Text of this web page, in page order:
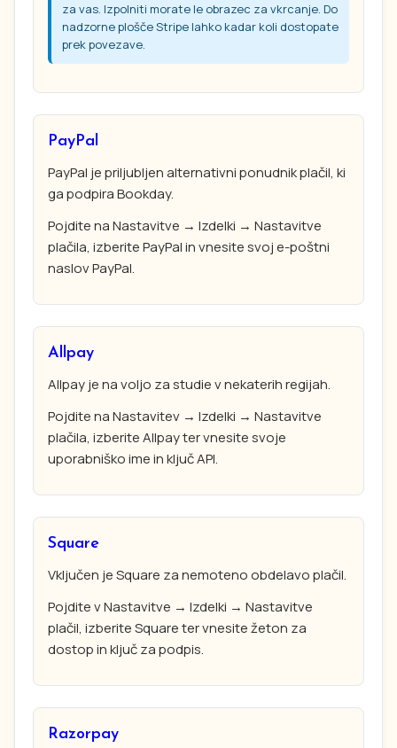
za vas. Izpolniti morate le obrazec za vkrcanje. Do
nadzorne plošče Stripe lahko kadar koli dostopate
prek povezave.
PayPal
PayPal je priljubljen alternativni ponudnik plačil, ki
ga podpira Bookday.
Pojdite na Nastavitve → Izdelki → Nastavitve
plačila, izberite PayPal in vnesite svoj e-poštni
naslov PayPal.
Allpay
Allpay je na voljo za studie v nekaterih regijah.
Pojdite na Nastavitev → Izdelki → Nastavitve
plačila, izberite Allpay ter vnesite svoje
uporabniško ime in ključ API.
Square
Vključen je Square za nemoteno obdelavo plačil.
Pojdite v Nastavitve → Izdelki → Nastavitve
plačil, izberite Square ter vnesite žeton za
dostop in ključ za podpis.
Razorpay